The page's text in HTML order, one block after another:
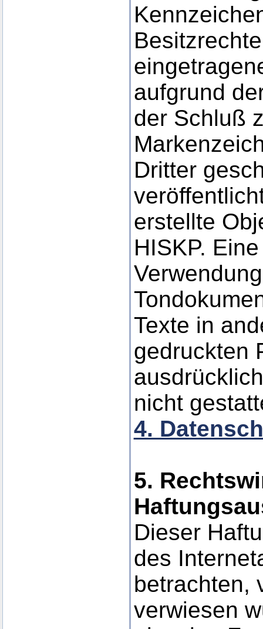
aufgrund
der Schluß
Dritter
erstellte
HISKP.
Texte in
gedruckten
nicht
4.
5.
Dieser
des
betrachten,
verwiesen